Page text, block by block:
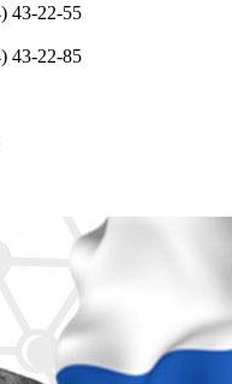
43-22-55
43-22-85